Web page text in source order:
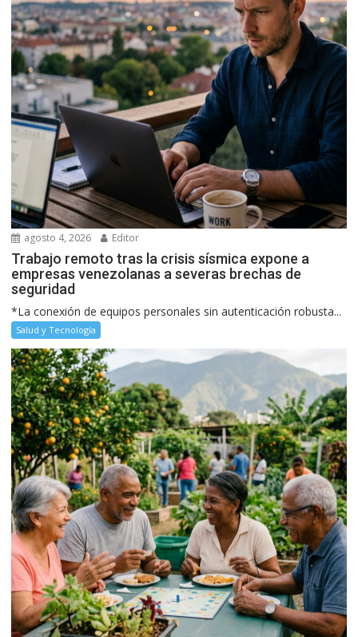
agosto 4, 2026 Editor
Trabajo remoto tras la crisis sísmica expone a
empresas venezolanas a severas brechas de
seguridad
*La conexión de equipos personales sin autenticación robusta...
Salud y Tecnología